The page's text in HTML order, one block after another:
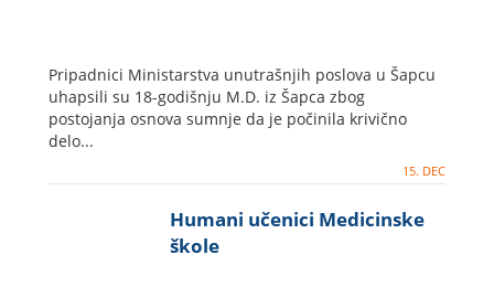
Pripadnici Ministarstva unutrašnjih poslova u Šapcu
uhapsili su 18-godišnju M.D. iz Šapca zbog
postojanja osnova sumnje da je počinila krivično
delo...
15. DEC
Humani učenici Medicinske
škole